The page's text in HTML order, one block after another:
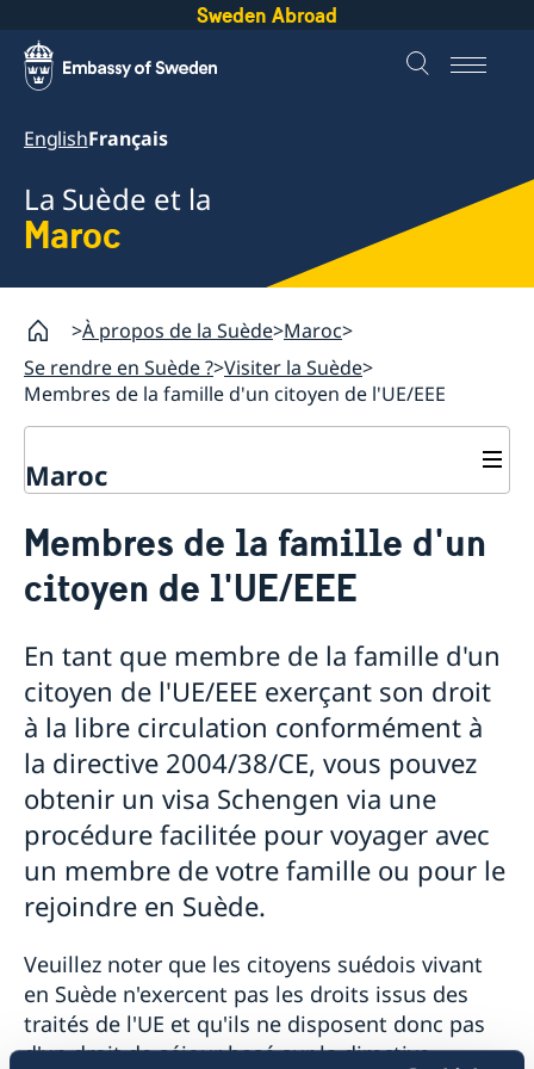
Sweden Abroad
EnglishFrançais
La Suède et la
Maroc
À propos de la Suède Maroc
Se rendre en Suède ? Visiter la Suède
Membres de la famille d'un citoyen de l'UE/EEE
Maroc
Visiter la Suède
Permis visiteurs pour une visite de longue durée
Documents à fournir par tout demandeur
L'assurance de voyage
Frais de dossier
Comment faire appel lorsqu'un visa est refusé ?
Information sur des visas Schengen
Membres de la famille d'un citoyen de l'UE/EEE
Système d’entrée/sortie (EES)
Déménager en Suède
Permis de séjour au titre du regroupement familial
Permis de séjour en tant que salarié ou travailleur
indépendant
Permis de séjour en tant qu'étudiant visiteur
Carte de permis de séjour
Frais de service de l'Ambassade
Membres de la famille d'un
citoyen de l'UE/EEE
En tant que membre de la famille d'un
citoyen de l'UE/EEE exerçant son droit
à la libre circulation conformément à
la directive 2004/38/CE, vous pouvez
obtenir un visa Schengen via une
procédure facilitée pour voyager avec
un membre de votre famille ou pour le
rejoindre en Suède.
Veuillez noter que les citoyens suédois vivant
en Suède n'exercent pas les droits issus des
traités de l'UE et qu'ils ne disposent donc pas
d'un droit de séjour basé sur la directive